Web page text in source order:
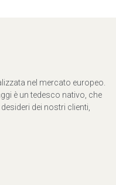
nel mercato europeo.
è un tedesco nativo, che
dei nostri clienti,